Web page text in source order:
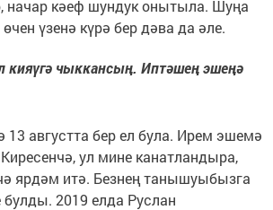
начар кәеф шундук онытыла. Шуңа
үзенә күрә бер дәва да әле.
кияүгә чыккансың. Иптәшең эшеңә
13 августта бер ел була. Ирем эшемә
ул мине канатландыра,
ярдәм итә. Безнең танышуыбызга
2019 елда Руслан